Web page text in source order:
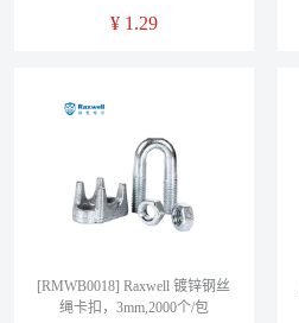
¥ 1.29
[RMWB0018] Raxwell 镀锌钢丝
绳卡扣，3mm,2000个/包